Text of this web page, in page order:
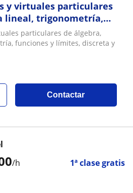
y virtuales particulares
lineal, trigonometría,
discreta y cálculo
particulares de álgebra,
funciones y límites, discreta y
Contactar
/h 1ª clase gratis